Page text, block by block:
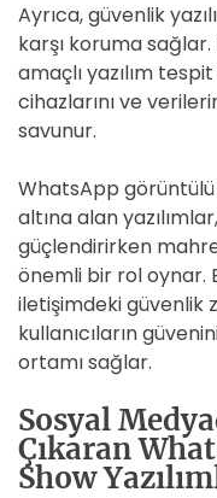
Ayrıca, güvenlik
karşı koruma
amaçlı yazılım
cihazlarını ve
savunur.
WhatsApp
altına alan
güçlendirirken
önemli bir rol oynar.
iletişimdeki güvenlik
kullanıcıların
ortamı sağlar.
Sosyal
Çıkaran
Show